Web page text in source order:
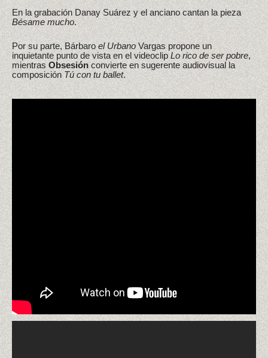
En la grabación Danay Suárez y el anciano cantan la pieza
Bésame mucho.
Por su parte, Bárbaroel UrbanoVargas propone un
inquietante punto de vista en el videoclipLo rico de ser pobre,
mientrasObsesión convierte en sugerente audiovisual la
composición Tú con tu ballet.